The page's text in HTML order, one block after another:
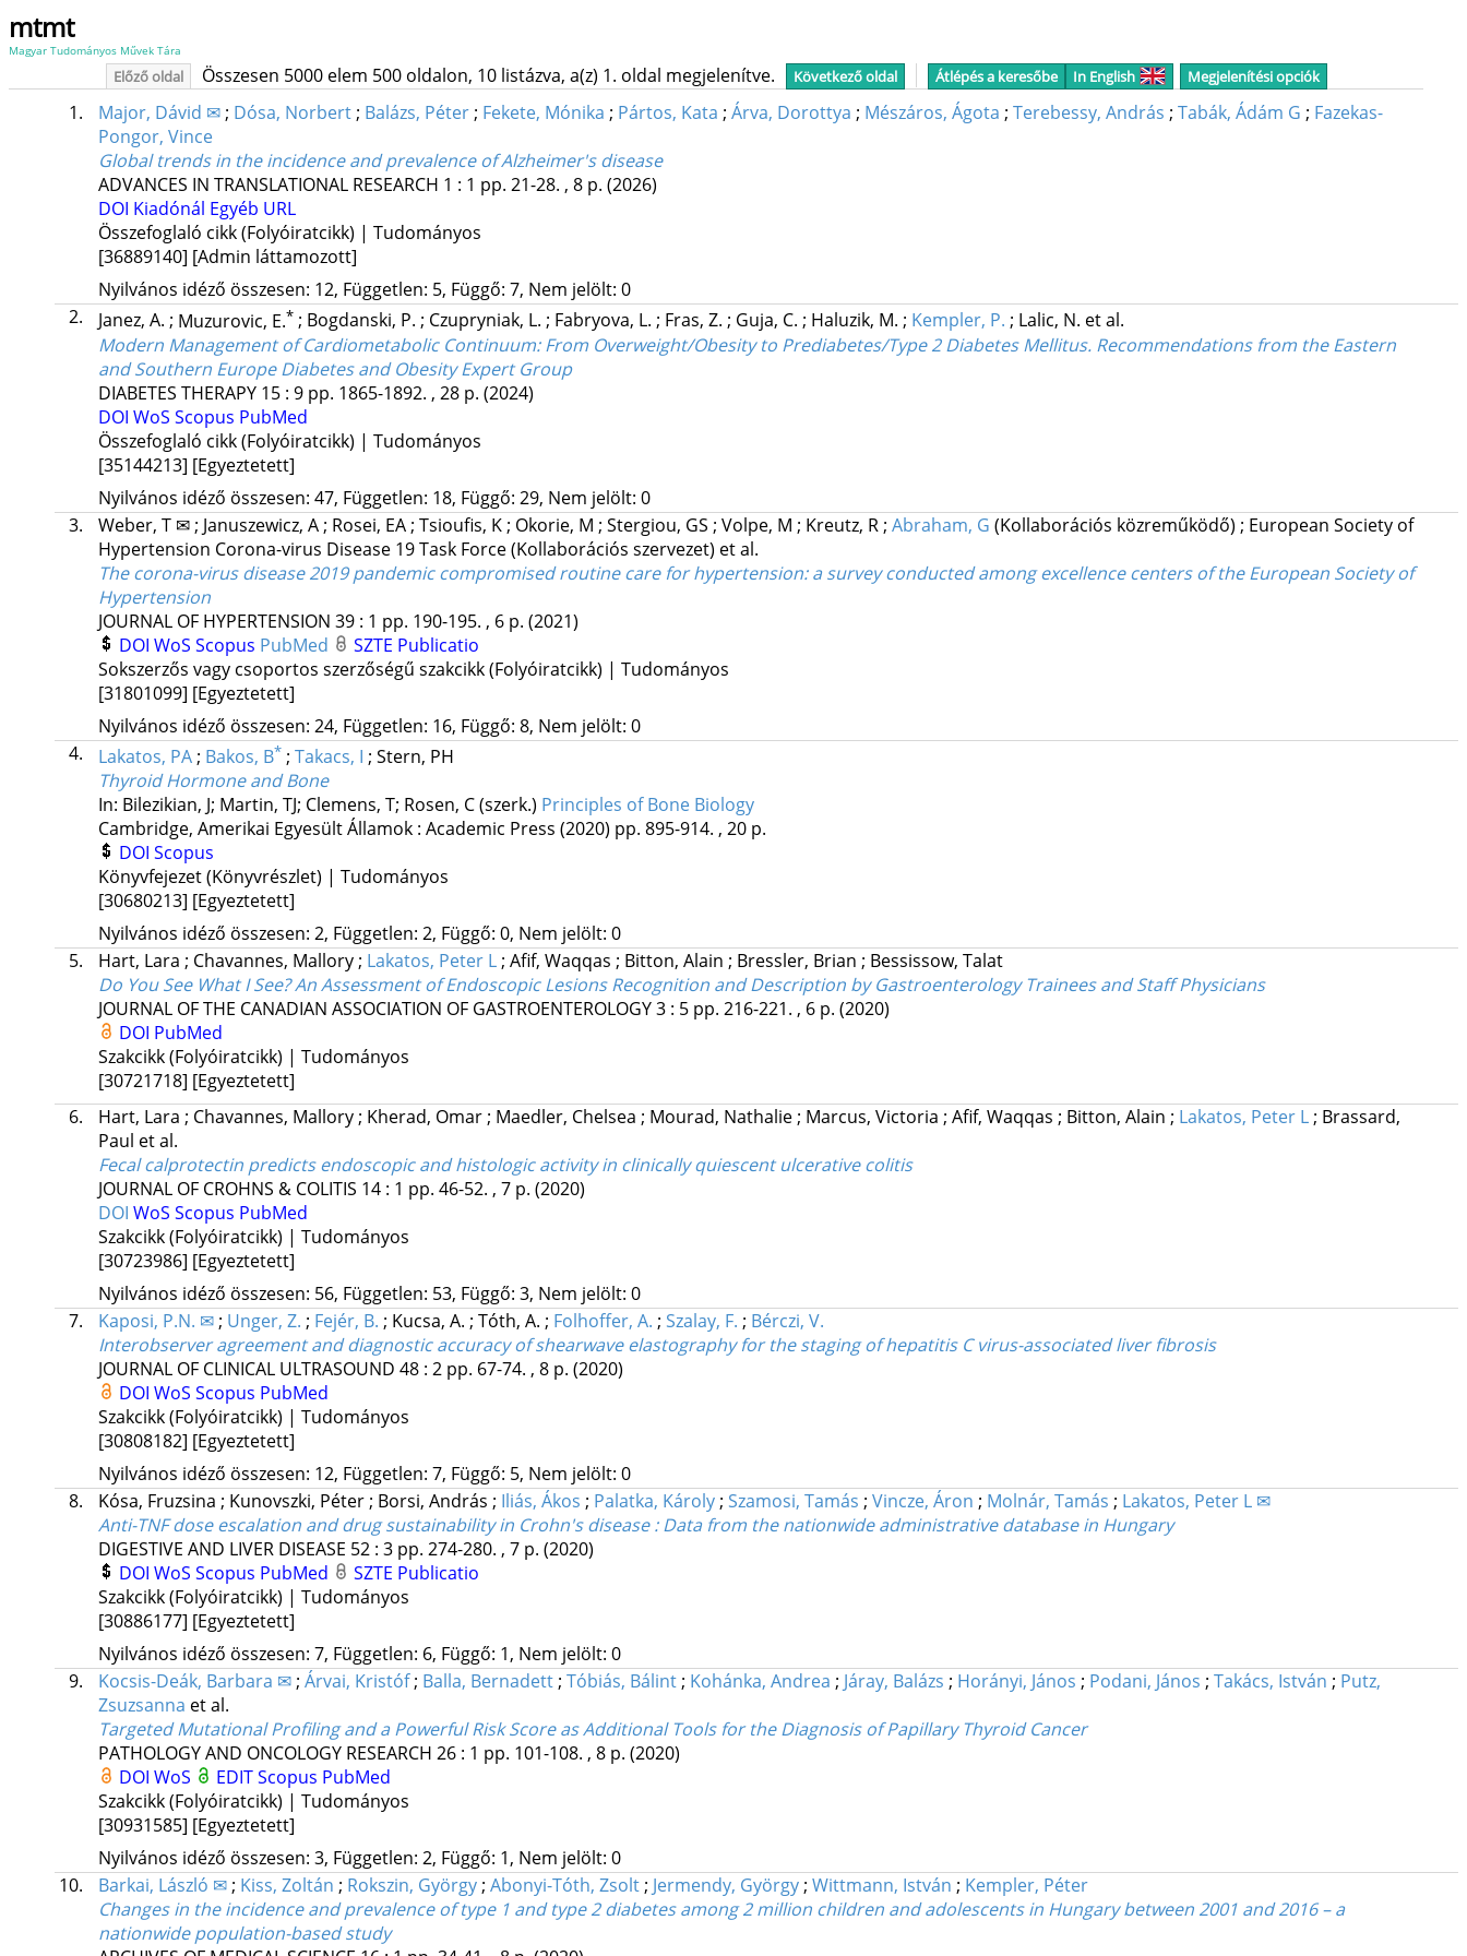
mtmt
Magyar Tudományos Művek Tára
Előző oldal Összesen 5000 elem 500 oldalon, 10 listázva, a(z) 1. oldal megjelenítve. Következő oldal Átlépés a keresőbe In English Megjelenítési opciók
1. Major, Dávid ✉; Dósa, Norbert; Balázs, Péter; Fekete, Mónika ; Pártos, Kata ; Árva, Dorottya ; Mészáros, Ágota ; Terebessy, András ; Tabák, Ádám G ; Fazekas-
Pongor, Vince
Global trends in the incidence and prevalence of Alzheimer's disease
ADVANCES IN TRANSLATIONAL RESEARCH 1 : 1 pp. 21-28. , 8 p. (2026)
DOI Kiadónál Egyéb URL
Összefoglaló cikk (Folyóiratcikk) | Tudományos
[36889140] [Admin láttamozott]
Nyilvános idéző összesen: 12, Független: 5, Függő: 7, Nem jelölt: 0
2.
Janez, A. ; Muzurovic, E.* ; Bogdanski, P. ; Czupryniak, L. ; Fabryova, L. ; Fras, Z. ; Guja, C. ; Haluzik, M. ; Kempler, P. ; Lalic, N. et al.
Modern Management of Cardiometabolic Continuum: From Overweight/Obesity to Prediabetes/Type 2 Diabetes Mellitus. Recommendations from the Eastern
and Southern Europe Diabetes and Obesity Expert Group
DIABETES THERAPY 15: 9 pp. 1865-1892. , 28 p. (2024)
DOI WoS Scopus PubMed
Összefoglaló cikk (Folyóiratcikk) | Tudományos
[35144213] [Egyeztetett]
Nyilvános idéző összesen: 47, Független: 18, Függő: 29, Nem jelölt: 0
3.
Weber, T ✉ ; Januszewicz, A ; Rosei, EA ; Tsioufis, K ; Okorie, M ; Stergiou, GS ; Volpe, M ; Kreutz, R ; Abraham, G (Kollaborációs közreműködő) ; European Society of
Hypertension Corona-virus Disease 19 Task Force(Kollaborációs szervezet) et al.
The corona-virus disease 2019 pandemic compromised routine care for hypertension: a survey conducted among excellence centers of the European Society of
Hypertension
JOURNAL OF HYPERTENSION 39: 1 pp. 190-195. , 6 p. (2021)
DOI WoS Scopus PubMed
SZTE Publicatio
Sokszerzős vagy csoportos szerzőségű szakcikk (Folyóiratcikk) | Tudományos
[31801099] [Egyeztetett]
Nyilvános idéző összesen: 24, Független: 16, Függő: 8, Nem jelölt: 0
4.
Lakatos, PA ; Bakos, B* ; Takacs, I ; Stern, PH
Thyroid Hormone and Bone
In: Bilezikian, J; Martin, TJ; Clemens, T; Rosen, C (szerk.) Principles of Bone Biology
Cambridge, Amerikai Egyesült Államok : Academic Press (2020) pp. 895-914. , 20 p.
DOI Scopus
Könyvfejezet (Könyvrészlet) | Tudományos
[30680213] [Egyeztetett]
Nyilvános idéző összesen: 2, Független: 2, Függő: 0, Nem jelölt: 0
5.
Hart, Lara ; Chavannes, Mallory ; Lakatos, Peter L ; Afif, Waqqas ; Bitton, Alain ; Bressler, Brian ; Bessissow, Talat
Do You See What I See? An Assessment of Endoscopic Lesions Recognition and Description by Gastroenterology Trainees and Staff Physicians
JOURNAL OF THE CANADIAN ASSOCIATION OF GASTROENTEROLOGY3: 5 pp. 216-221. , 6 p. (2020)
DOI PubMed
Szakcikk (Folyóiratcikk) | Tudományos
[30721718] [Egyeztetett]
6.
Hart, Lara ; Chavannes, Mallory ; Kherad, Omar ; Maedler, Chelsea ; Mourad, Nathalie ; Marcus, Victoria ; Afif, Waqqas ; Bitton, Alain ; Lakatos, Peter L ; Brassard,
Paul et al.
Fecal calprotectin predicts endoscopic and histologic activity in clinically quiescent ulcerative colitis
JOURNAL OF CROHNS & COLITIS 14: 1 pp. 46-52. , 7 p. (2020)
DOI WoS Scopus PubMed
Szakcikk (Folyóiratcikk) | Tudományos
[30723986] [Egyeztetett]
Nyilvános idéző összesen: 56, Független: 53, Függő: 3, Nem jelölt: 0
7.
Kaposi, P.N. ✉ ; Unger, Z. ; Fejér, B. ; Kucsa, A. ; Tóth, A. ; Folhoffer, A. ; Szalay, F. ; Bérczi, V.
Interobserver agreement and diagnostic accuracy of shearwave elastography for the staging of hepatitis C virus-associated liver fibrosis
JOURNAL OF CLINICAL ULTRASOUND 48: 2 pp. 67-74. , 8 p. (2020)
DOI WoS Scopus PubMed
Szakcikk (Folyóiratcikk) | Tudományos
[30808182] [Egyeztetett]
Nyilvános idéző összesen: 12, Független: 7, Függő: 5, Nem jelölt: 0
8.
Kósa, Fruzsina ; Kunovszki, Péter ; Borsi, András ; Iliás, Ákos ; Palatka, Károly ; Szamosi, Tamás ; Vincze, Áron ; Molnár, Tamás ; Lakatos, Peter L ✉
Anti-TNF dose escalation and drug sustainability in Crohn's disease : Data from the nationwide administrative database in Hungary
DIGESTIVE AND LIVER DISEASE 52: 3 pp. 274-280. , 7 p. (2020)
DOI WoS Scopus PubMed
SZTE Publicatio
Szakcikk (Folyóiratcikk) | Tudományos
[30886177] [Egyeztetett]
Nyilvános idéző összesen: 7, Független: 6, Függő: 1, Nem jelölt: 0
9.
Kocsis-Deák, Barbara ✉ ; Árvai, Kristóf ; Balla, Bernadett ; Tóbiás, Bálint ; Kohánka, Andrea ; Járay, Balázs ; Horányi, János ; Podani, János ; Takács, István ; Putz,
Zsuzsanna et al.
Targeted Mutational Profiling and a Powerful Risk Score as Additional Tools for the Diagnosis of Papillary Thyroid Cancer
PATHOLOGY AND ONCOLOGY RESEARCH 26: 1 pp. 101-108. , 8 p. (2020)
DOI WoS EDITScopus PubMed
Szakcikk (Folyóiratcikk) | Tudományos
[30931585] [Egyeztetett]
Nyilvános idéző összesen: 3, Független: 2, Függő: 1, Nem jelölt: 0
10.
Barkai, László ✉ ; Kiss, Zoltán ; Rokszin, György ; Abonyi-Tóth, Zsolt ; Jermendy, György ; Wittmann, István ; Kempler, Péter
Changes in the incidence and prevalence of type 1 and type 2 diabetes among 2 million children and adolescents in Hungary between 2001 and 2016 – a
nationwide population-based study